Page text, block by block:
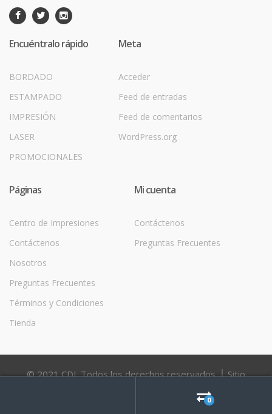
Encuéntralo rápido
BORDADO
ESTAMPADO
IMPRESIÓN
LASER
PROMOCIONALES
Meta
Acceder
Feed de entradas
Feed de comentarios
WordPress.org
Páginas
Centro de Impresiones
Contáctenos
Nosotros
Preguntas Frecuentes
Términos y Condiciones
Tienda
Mi cuenta
Contáctenos
Preguntas Frecuentes
© 2021 CDI. Todos los derechos reservados. │ Sitio
0